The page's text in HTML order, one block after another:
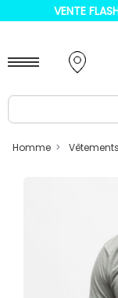
VENTE
Homme